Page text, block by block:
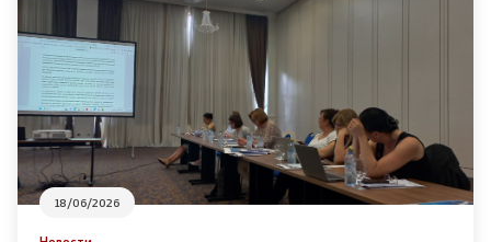
Изјава за пристапност
Со еден клик до сите услуги
18/06/2026